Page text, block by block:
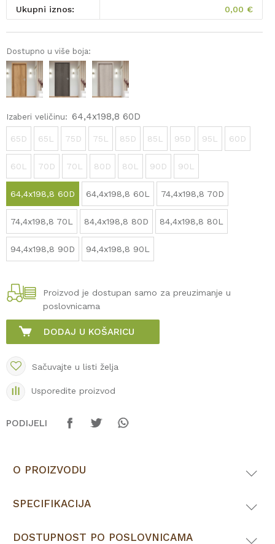
Ukupni iznos: 0,00 €
Dostupno u više boja:
Izaberi veličinu: 64,4x198,8 60D
65D 65L 75D 75L 85D 85L 95D 95L 60D
60L 70D 70L 80D 80L 90D 90L
64,4x198,8 60D 64,4x198,8 60L 74,4x198,8 70D
74,4x198,8 70L 84,4x198,8 80D 84,4x198,8 80L
94,4x198,8 90D 94,4x198,8 90L
Proizvod je dostupan samo za preuzimanje u
poslovnicama
DODAJ U KOŠARICU
Sačuvajte u listi želja
Usporedite proizvod
PODIJELI
O PROIZVODU
SPECIFIKACIJA
DOSTUPNOST PO POSLOVNICAMA